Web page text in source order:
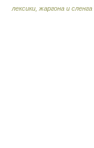
лексики, жаргона и сленга